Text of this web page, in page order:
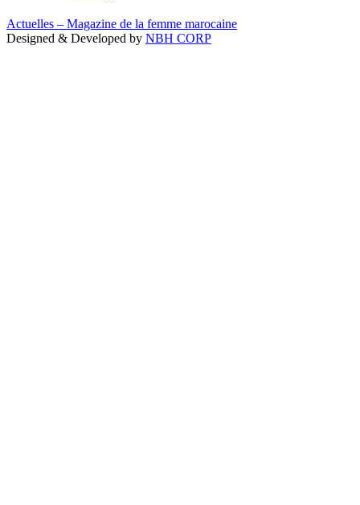
Actuelles – Magazine de la femme marocaine
Designed & Developed by NBH CORP